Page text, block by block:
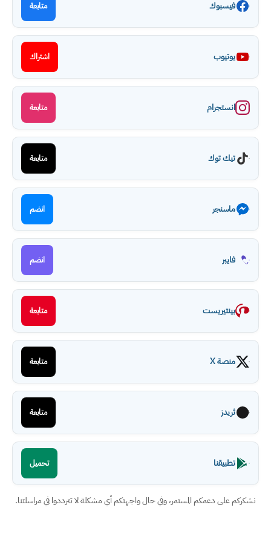
فيسبوك متابعة
يوتيوب اشتراك
انستجرام متابعة
تيك توك متابعة
ماسنجر انضم
فايبر انضم
بينتيريست متابعة
منصة X متابعة
ثريدز متابعة
تطبيقنا تحميل
نشكركم على دعمكم المستمر، وفي حال واجهتكم أي مشكلة لا تترددوا في مراسلتنا.